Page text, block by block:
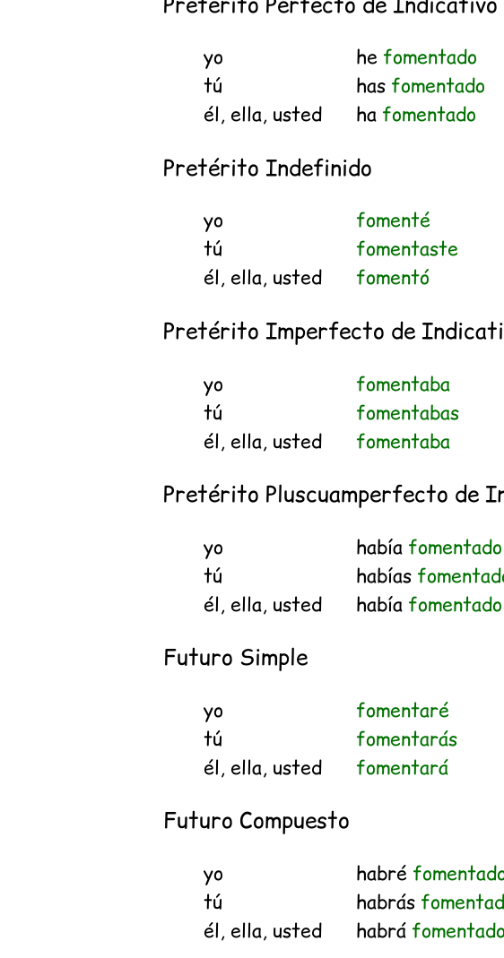
yo he fomentado
tú
has fomentado
él, ella, usted
ha fomentado
Pretérito Indefinido
yo
fomenté
tú
fomentaste
él, ella, usted
fomentó
Pretérito Imperfecto de
yo
fomentaba
tú
fomentabas
él, ella, usted
fomentaba
Pretérito Pluscuamperfecto de
yo había fomentado
tú
habías
él, ella, usted
había fomentado
Futuro Simple
yo
fomentaré
tú
fomentarás
él, ella, usted
fomentará
Futuro Compuesto
yo habré
tú
habrás
él, ella, usted
habrá fomentado